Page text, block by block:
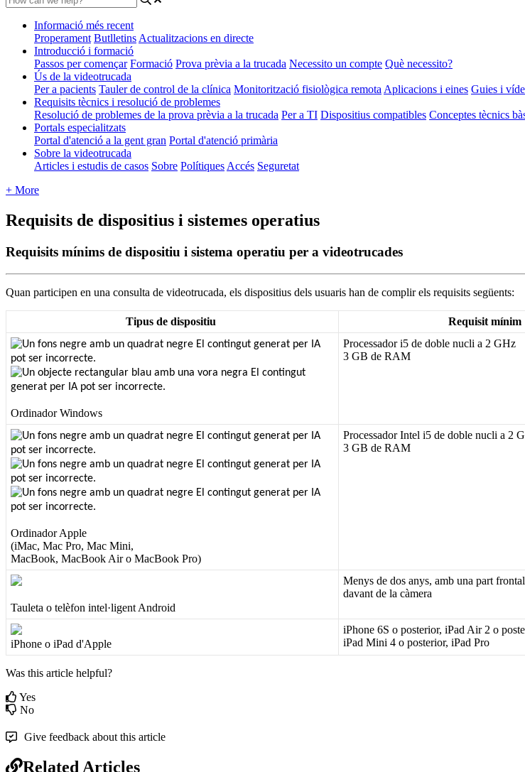
Informació més recent
Properament Butlletins Actualitzacions en directe
Introducció i formació
Passos per començar Formació Prova prèvia a la trucada Necessito un compte Què necessito?
Ús de la videotrucada
Per a pacients Tauler de control de la clínica Monitorització fisiològica remota Aplicacions i eines Guies i
Requisits tècnics i resolució de problemes
Resolució de problemes de la prova prèvia a la trucada Per a TI Dispositius compatibles Conceptes tècnics
Portals especialitzats
Portal d'atenció a la gent gran Portal d'atenció primària
Sobre la videotrucada
Articles i estudis de casos Sobre Polítiques Accés Seguretat
+ More
Requisits de dispositius i sistemes operatius
Requisits mínims de dispositiu i sistema operatiu per a videotrucades
Quan participen en una consulta de videotrucada, els dispositius dels usuaris han de complir els requisits següents:
Tipus de dispositiu Requisit mínim
Ordinador Windows
Processador i5 de doble nucli a 2 GHz
3 GB de RAM
Ordinador Apple
(iMac, Mac Pro, Mac Mini,
MacBook, MacBook Air o MacBook Pro)
Processador Intel i5 de doble nucli a 2
3 GB de RAM
Tauleta o telèfon intel·ligent Android
Menys de dos anys, amb una part frontal
davant de la càmera
iPhone o iPad d'Apple
iPhone 6S o posterior, iPad Air 2 o
iPad Mini 4 o posterior, iPad Pro
Was this article helpful?
Yes
No
Give feedback about this article
Related Articles